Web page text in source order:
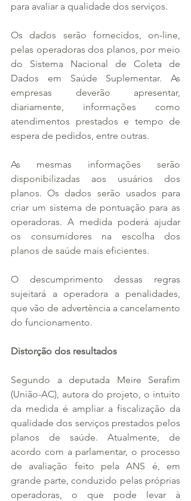
para avaliar a qualidade dos serviços.
Os dados serão fornecidos, on-line,
pelas operadoras dos planos, por meio
do Sistema Nacional de Coleta de
Dados em Saúde Suplementar. As
empresas deverão apresentar,
diariamente, informações como
atendimentos prestados e tempo de
espera de pedidos, entre outras.
As mesmas informações serão
disponibilizadas aos usuários dos
planos. Os dados serão usados para
criar um sistema de pontuação para as
operadoras. A medida poderá ajudar
os consumidores na escolha dos
planos de saúde mais eficientes.
O descumprimento dessas regras
sujeitará a operadora a penalidades,
que vão de advertência a cancelamento
do funcionamento.
Distorção dos resultados
Segundo a deputada Meire Serafim
(União-AC), autora do projeto, o intuito
da medida é ampliar a fiscalização da
qualidade dos serviços prestados pelos
planos de saúde. Atualmente, de
acordo com a parlamentar, o processo
de avaliação feito pela ANS é, em
grande parte, conduzido pelas próprias
operadoras, o que pode levar à